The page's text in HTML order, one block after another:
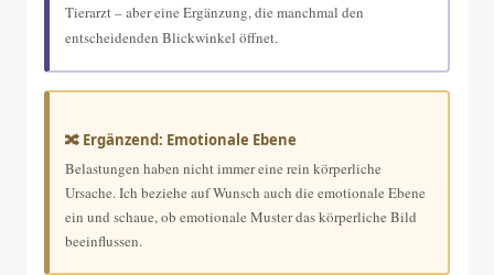
Tierarzt – aber eine Ergänzung, die manchmal den
entscheidenden Blickwinkel öffnet.
🔀 Ergänzend: Emotionale Ebene
Belastungen haben nicht immer eine rein körperliche
Ursache. Ich beziehe auf Wunsch auch die emotionale Ebene
ein und schaue, ob emotionale Muster das körperliche Bild
beeinflussen.